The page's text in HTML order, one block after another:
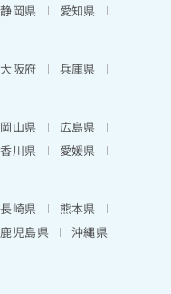
静岡県
愛知県
大阪府
兵庫県
岡山県
広島県
香川県
愛媛県
長崎県
熊本県
鹿児島県 沖縄県